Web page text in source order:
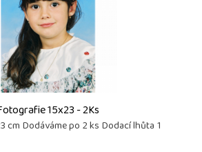
15x23 - 2Ks
cm Dodáváme po 2 ks Dodací lhůta 1